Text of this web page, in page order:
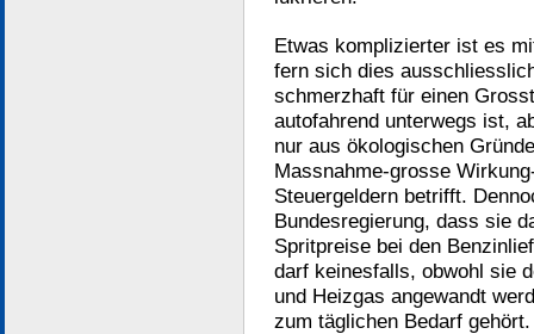
Etwas komplizierter ist es
fern sich dies
schmerzhaft für einen
autofahrend unterwegs ist,
nur aus ökologischen
Massnahme-grosse
Steuergeldern betrifft.
Bundesregierung, dass sie
Spritpreise bei den
darf keinesfalls, obwohl sie
und Heizgas angewandt
zum täglichen Bedarf gehört.